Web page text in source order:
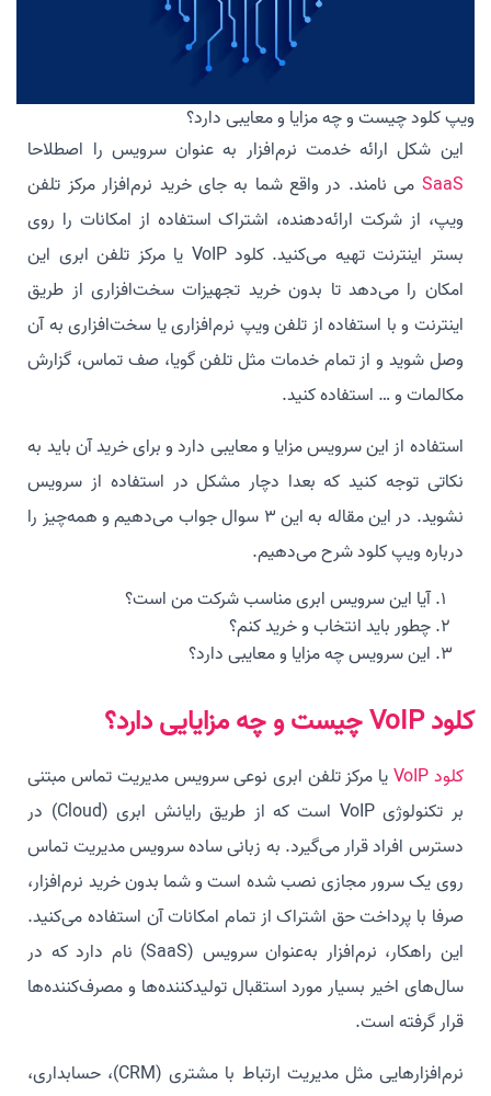
ویپ کلود چیست و چه مزایا و معایبی دارد؟
این شکل ارائه خدمت نرم‌افزار به عنوان سرویس را اصطلاحا
SaaS می نامند. در واقع شما به جای خرید نرم‌افزار مرکز تلفن
ویپ، از شرکت ارائه‌دهنده، اشتراک استفاده از امکانات را روی
بستر اینترنت تهیه می‌کنید. کلود VoIP یا مرکز تلفن ابری این
امکان را می‌دهد تا بدون خرید تجهیزات سخت‌افزاری از طریق
اینترنت و با استفاده از تلفن ویپ نرم‌افزاری یا سخت‌افزاری به آن
وصل شوید و از تمام خدمات مثل تلفن گویا، صف تماس، گزارش
مکالمات و … استفاده کنید.
استفاده از این سرویس مزایا و معایبی دارد و برای خرید آن باید به
نکاتی توجه کنید که بعدا دچار مشکل در استفاده از سرویس
نشوید. در این مقاله به این 3 سوال جواب می‌دهیم و همه‌چیز را
درباره ویپ کلود شرح می‌دهیم.
آیا این سرویس ابری مناسب شرکت من است؟
چطور باید انتخاب و خرید کنم؟
این سرویس چه مزایا و معایبی دارد؟
کلود VoIP چیست و چه مزایایی دارد؟
کلود VoIP
یا مرکز تلفن ابری نوعی سرویس مدیریت تماس مبتنی
بر تکنولوژی VoIP است که از طریق رایانش ابری (Cloud) در
دسترس افراد قرار می‌گیرد. به زبانی ساده سرویس مدیریت تماس
روی یک سرور مجازی نصب شده است و شما بدون خرید نرم‌افزار،
صرفا با پرداخت حق اشتراک از تمام امکانات آن استفاده می‌کنید.
این راهکار، نرم‌افزار به‌عنوان سرویس (SaaS) نام دارد که در
سال‌های اخیر بسیار مورد استقبال تولید‌کننده‌ها و مصرف‌کننده‌ها
قرار گرفته است.
نرم‌افزارهایی مثل مدیریت ارتباط با مشتری (CRM)، حسابداری،